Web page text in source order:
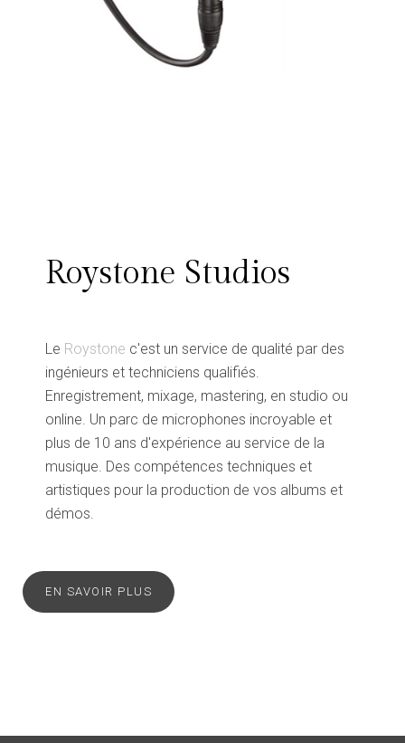
Roystone Studios
Le Roystone c'est un service de qualité par des
ingénieurs et techniciens qualifiés.
Enregistrement, mixage, mastering, en studio ou
online. Un parc de microphones incroyable et
plus de 10 ans d'expérience au service de la
musique. Des compétences techniques et
artistiques pour la production de vos albums et
démos.
EN SAVOIR PLUS